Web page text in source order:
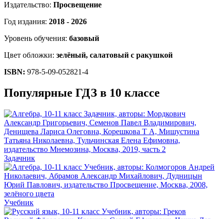
Издательство: Просвещение
Год издания: 2018 - 2026
Уровень обучения: базовый
Цвет обложки: зелёный, салатовый с ракушкой
ISBN: 978-5-09-052821-4
Популярные ГДЗ в 10 классе
Задачник
Учебник